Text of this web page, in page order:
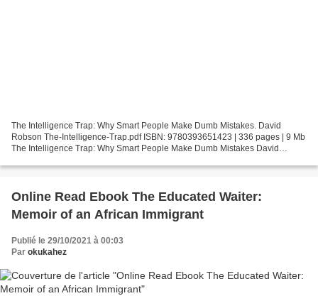
The Intelligence Trap: Why Smart People Make Dumb Mistakes. David
Robson The-Intelligence-Trap.pdf ISBN: 9780393651423 | 336 pages | 9 Mb
The Intelligence Trap: Why Smart People Make Dumb Mistakes David
Online Read Ebook The Educated Waiter:
Memoir of an African Immigrant
Publié le 29/10/2021 à 00:03
Par okukahez